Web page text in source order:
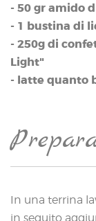
- 50 gr amido
- 1 bustina di
- 250g di
Light"
- latte quanto
In una terrina
in seguito